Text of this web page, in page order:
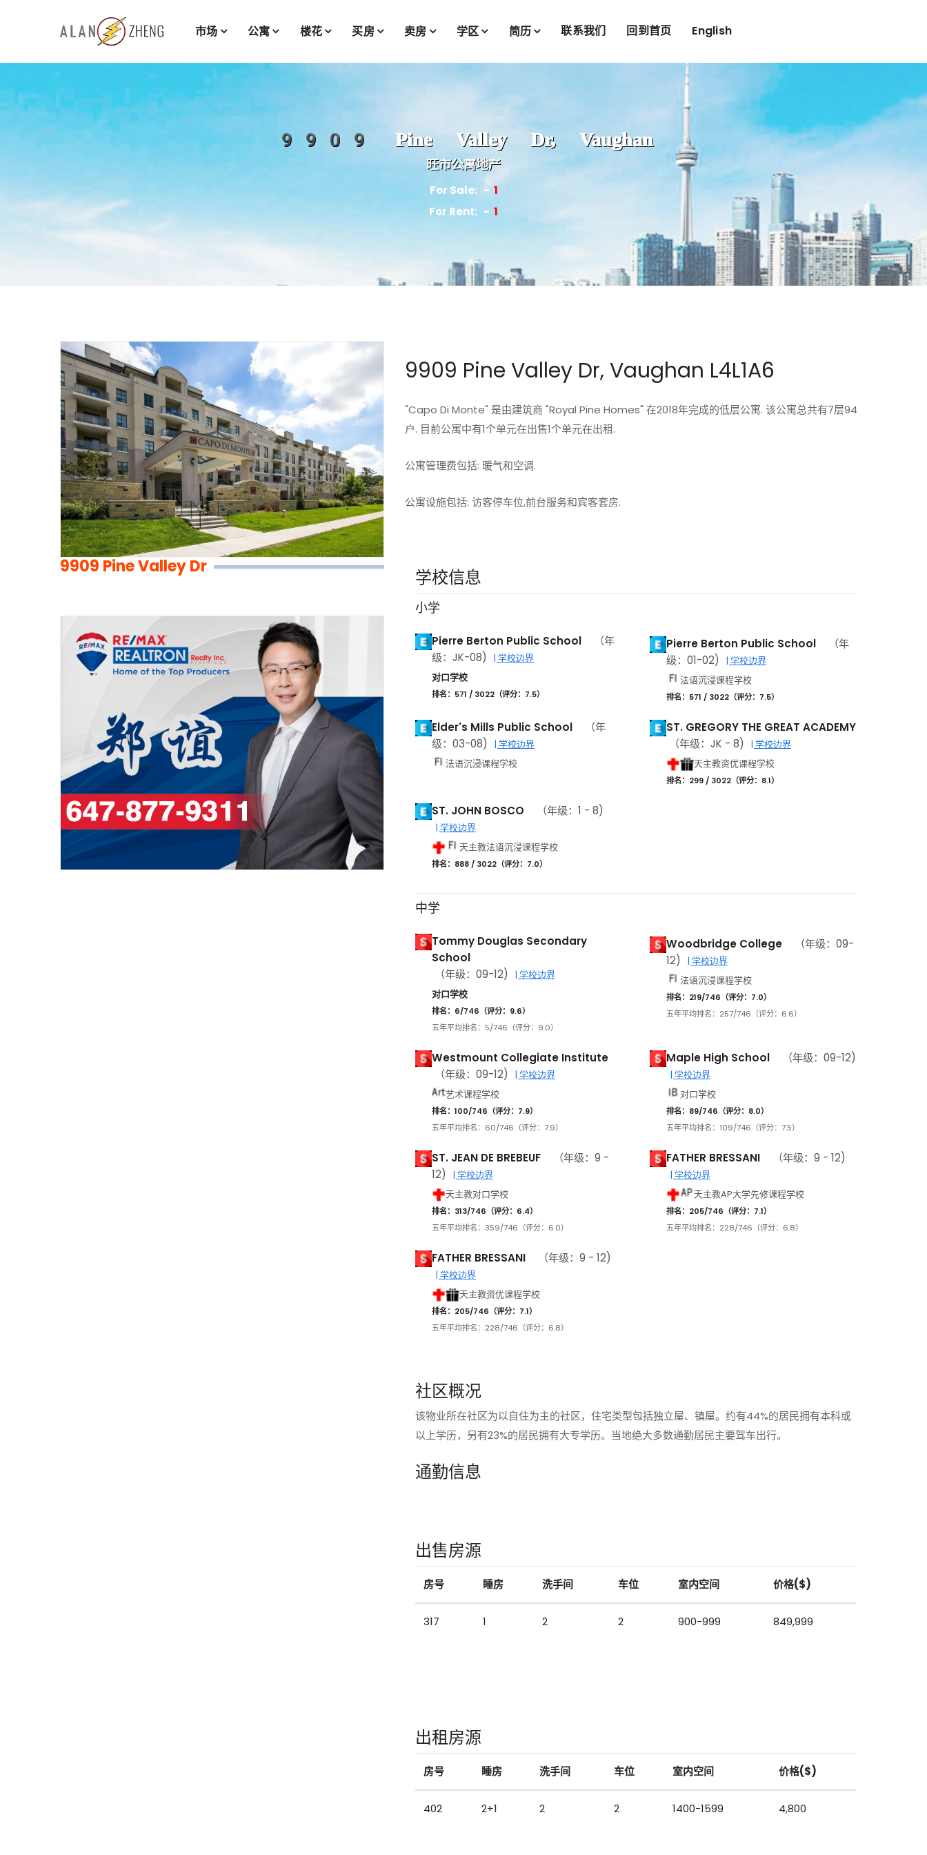
市场 公寓 楼花 买房 卖房 学区 简历 联系我们 回到首页 English
9909 Pine Valley Dr, Vaughan
旺市公寓地产
For Sale:
1
For Rent:
1
9909 Pine Valley Dr
9909 Pine Valley Dr, Vaughan L4L1A6
"Capo Di Monte" 是由建筑商 "Royal Pine Homes" 在2018年完成的低层公寓. 该公寓总共有7层94
户. 目前公寓中有1个单元在出售1个单元在出租.
公寓管理费包括: 暖气和空调.
公寓设施包括: 访客停车位,前台服务和宾客套房.
学校信息
小学
Pierre Berton Public School
（年
级：JK-08)
| 学校边界
对口学校
排名：571 / 3022（评分：7.5）
Pierre Berton Public School
（年
级：01-02)
| 学校边界
法语沉浸课程学校
排名：571 / 3022（评分：7.5）
Elder's Mills Public School
（年
级：03-08)
| 学校边界
法语沉浸课程学校
ST. GREGORY THE GREAT ACADEMY
（年级：JK - 8)
| 学校边界
天主教资优课程学校
排名：299 / 3022（评分：8.1）
ST. JOHN BOSCO （年级：1 - 8)
| 学校边界
天主教法语沉浸课程学校
排名：888 / 3022（评分：7.0）
中学
Tommy Douglas Secondary
School
（年级：09-12)
| 学校边界
对口学校
排名：6/746（评分：9.6）
五年平均排名：5/746（评分：9.0）
Woodbridge College
（年级：09-
12)
| 学校边界
法语沉浸课程学校
排名：219/746（评分：7.0）
五年平均排名：257/746（评分：6.6）
Westmount Collegiate Institute
（年级：09-12)
| 学校边界
艺术课程学校
排名：100/746（评分：7.9）
五年平均排名：60/746（评分：7.9）
Maple High School （年级：09-12)
| 学校边界
对口学校
排名：89/746（评分：8.0）
五年平均排名：109/746（评分：7.5）
ST. JEAN DE BREBEUF
（年级：9 -
12)
| 学校边界
天主教对口学校
排名：313/746（评分：6.4）
五年平均排名：359/746（评分：6.0）
FATHER BRESSANI （年级：9 - 12)
| 学校边界
天主教AP大学先修课程学校
排名：205/746（评分：7.1）
五年平均排名：228/746（评分：6.8）
FATHER BRESSANI （年级：9 - 12)
| 学校边界
天主教资优课程学校
排名：205/746（评分：7.1）
五年平均排名：228/746（评分：6.8）
社区概况
该物业所在社区为以自住为主的社区，住宅类型包括独立屋、镇屋。约有44%的居民拥有本科或
以上学历，另有23%的居民拥有大专学历。当地绝大多数通勤居民主要驾车出行。
通勤信息
出售房源
房号 睡房 洗手间 车位 室内空间 价格($)
317 1 2 2 900-999 849,999
出租房源
房号 睡房 洗手间 车位 室内空间 价格($)
402 2+1 2 2 1400-1599 4,800